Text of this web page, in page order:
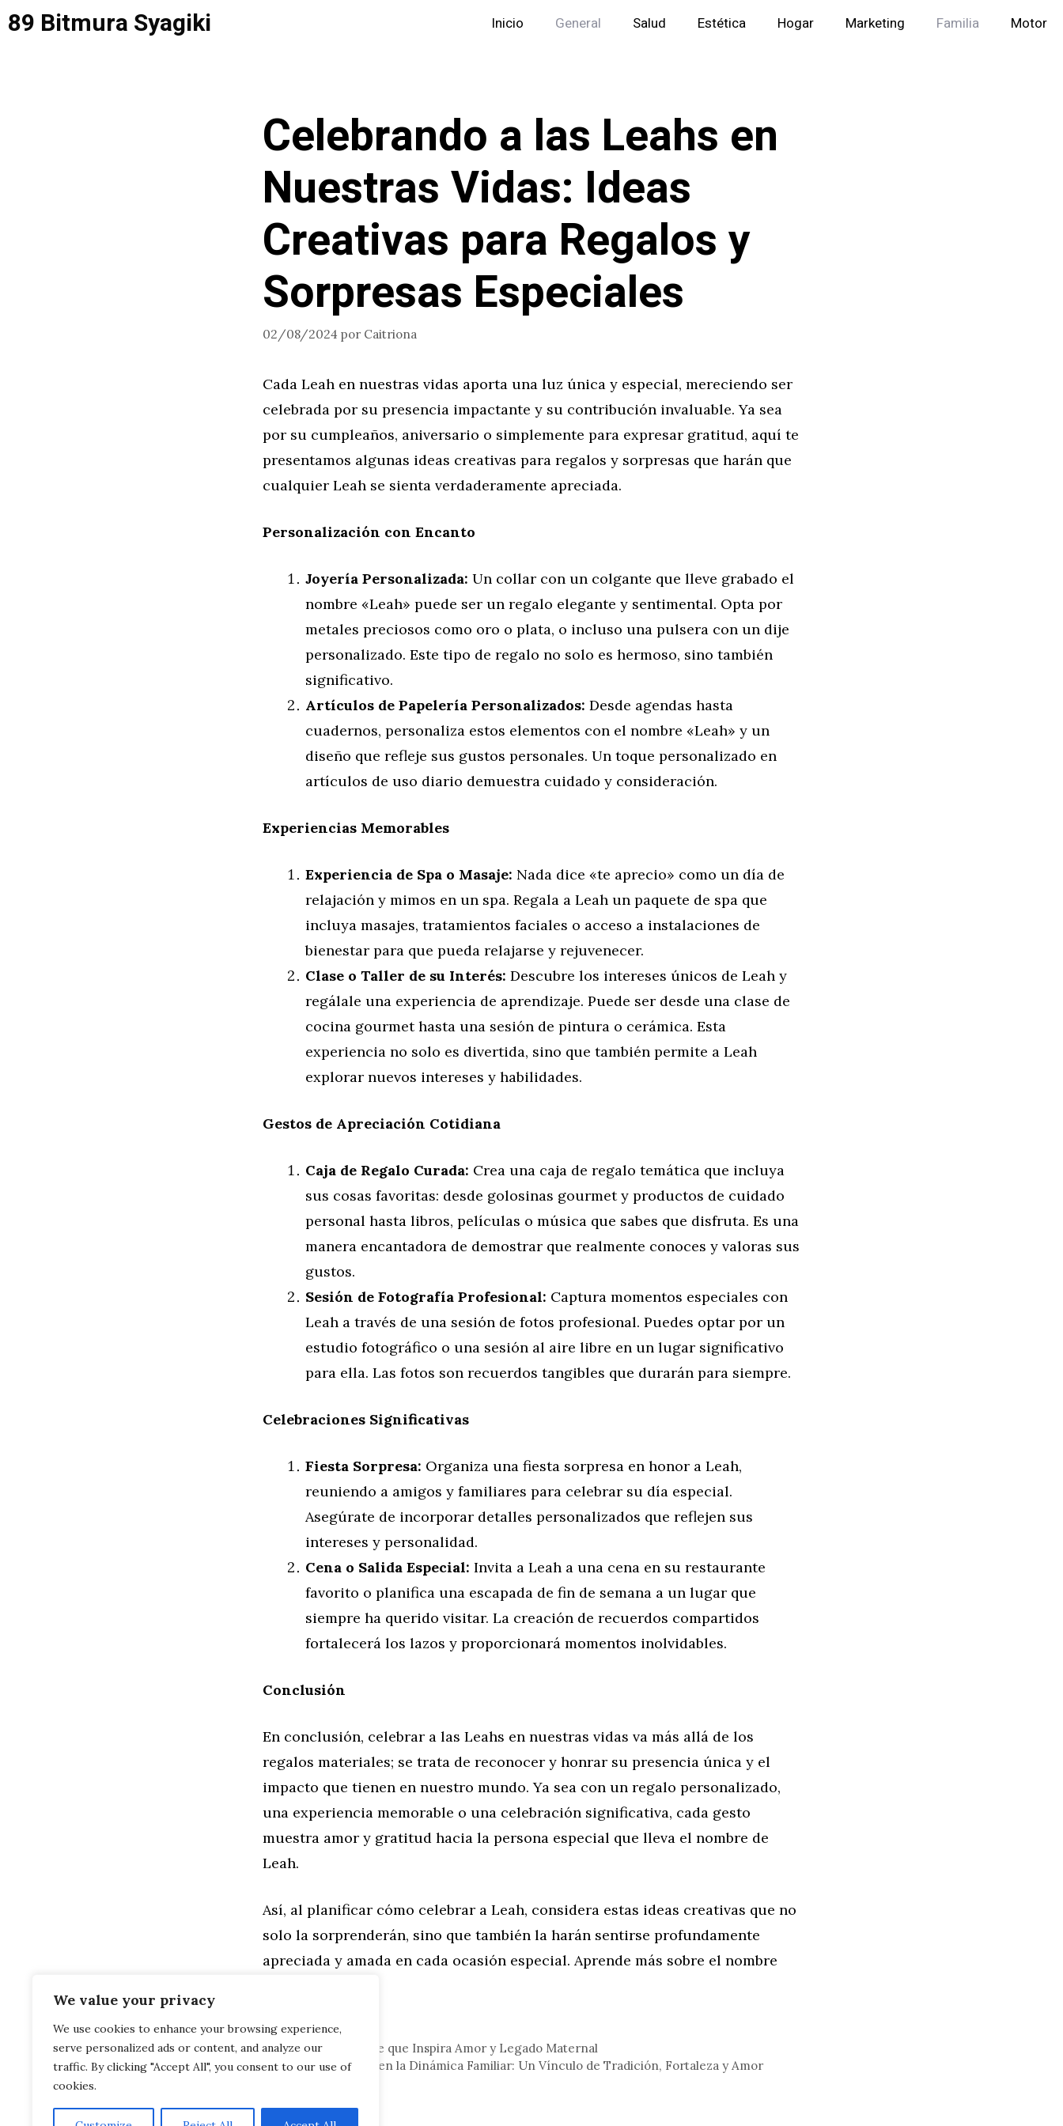
We value your privacy
We use cookies to enhance your browsing experience,
serve personalized ads or content, and analyze our
traffic. By clicking "Accept All", you consent to our use of
cookies.
Saltar
al89 Bitmura Syagiki Inicio General Salud Estética Hogar Marketing Familia Motor
Celebrando a las Leahs en
Nuestras Vidas: Ideas
Creativas para Regalos y
Sorpresas Especiales
02/08/2024 por Caitriona
Cada Leah en nuestras vidas aporta una luz única y especial, mereciendo ser
celebrada por su presencia impactante y su contribución invaluable. Ya sea
por su cumpleaños, aniversario o simplemente para expresar gratitud, aquí te
presentamos algunas ideas creativas para regalos y sorpresas que harán que
cualquier Leah se sienta verdaderamente apreciada.
Personalización con Encanto
Joyería Personalizada: Un collar con un colgante que lleve grabado el
nombre «Leah» puede ser un regalo elegante y sentimental. Opta por
metales preciosos como oro o plata, o incluso una pulsera con un dije
personalizado. Este tipo de regalo no solo es hermoso, sino también
significativo.
Artículos de Papelería Personalizados: Desde agendas hasta
cuadernos, personaliza estos elementos con el nombre «Leah» y un
diseño que refleje sus gustos personales. Un toque personalizado en
artículos de uso diario demuestra cuidado y consideración.
Experiencias Memorables
Experiencia de Spa o Masaje: Nada dice «te aprecio» como un día de
relajación y mimos en un spa. Regala a Leah un paquete de spa que
incluya masajes, tratamientos faciales o acceso a instalaciones de
bienestar para que pueda relajarse y rejuvenecer.
Clase o Taller de su Interés: Descubre los intereses únicos de Leah y
regálale una experiencia de aprendizaje. Puede ser desde una clase de
cocina gourmet hasta una sesión de pintura o cerámica. Esta
experiencia no solo es divertida, sino que también permite a Leah
explorar nuevos intereses y habilidades.
Gestos de Apreciación Cotidiana
Caja de Regalo Curada: Crea una caja de regalo temática que incluya
sus cosas favoritas: desde golosinas gourmet y productos de cuidado
personal hasta libros, películas o música que sabes que disfruta. Es una
manera encantadora de demostrar que realmente conoces y valoras sus
gustos.
Sesión de Fotografía Profesional: Captura momentos especiales con
Leah a través de una sesión de fotos profesional. Puedes optar por un
estudio fotográfico o una sesión al aire libre en un lugar significativo
para ella. Las fotos son recuerdos tangibles que durarán para siempre.
Celebraciones Significativas
Fiesta Sorpresa: Organiza una fiesta sorpresa en honor a Leah,
reuniendo a amigos y familiares para celebrar su día especial.
Asegúrate de incorporar detalles personalizados que reflejen sus
intereses y personalidad.
Cena o Salida Especial: Invita a Leah a una cena en su restaurante
favorito o planifica una escapada de fin de semana a un lugar que
siempre ha querido visitar. La creación de recuerdos compartidos
fortalecerá los lazos y proporcionará momentos inolvidables.
Conclusión
En conclusión, celebrar a las Leahs en nuestras vidas va más allá de los
regalos materiales; se trata de reconocer y honrar su presencia única y el
impacto que tienen en nuestro mundo. Ya sea con un regalo personalizado,
una experiencia memorable o una celebración significativa, cada gesto
muestra amor y gratitud hacia la persona especial que lleva el nombre de
Leah.
Así, al planificar cómo celebrar a Leah, considera estas ideas creativas que no
solo la sorprenderán, sino que también la harán sentirse profundamente
apreciada y amada en cada ocasión especial. Aprende más sobre el nombre
Categorías
Familia,General
Leah: Un Nombre que Inspira Amor y Legado Maternal
El Nombre Leah en la Dinámica Familiar: Un Vínculo de Tradición, Fortaleza y Amor